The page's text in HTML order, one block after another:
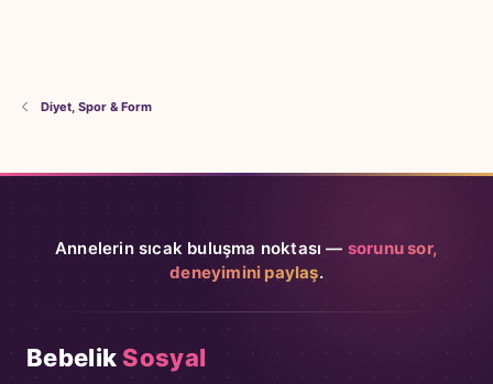
Diyet, Spor & Form
Annelerin sıcak buluşma noktası — sorunu sor,
deneyimini paylaş.
Bebelik Sosyal